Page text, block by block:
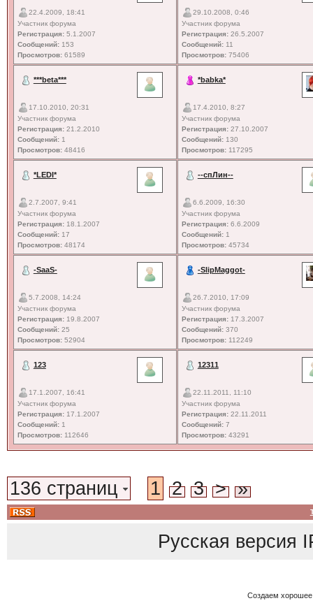
22.4.2009, 18:41
Участник форума
Регистрация:5.1.2007
Сообщений:153
Просмотров:61589
29.10.2008, 0:46
Участник форума
Регистрация:26.5.2007
Сообщений:11
Просмотров:75406
***beta***
17.10.2010, 20:31
Участник форума
Регистрация:21.2.2010
Сообщений:1
Просмотров:48416
*babka*
17.4.2010, 8:27
Участник форума
Регистрация:27.10.2007
Сообщений:130
Просмотров:117295
*LEDI*
2.7.2007, 9:41
Участник форума
Регистрация:18.1.2007
Сообщений:17
Просмотров:48174
--спЛин--
6.6.2009, 16:30
Участник форума
Регистрация:6.6.2009
Сообщений:1
Просмотров:45734
-SaaS-
5.7.2008, 14:24
Участник форума
Регистрация:19.8.2007
Сообщений:25
Просмотров:52904
-SlipMaggot-
26.7.2010, 17:09
Участник форума
Регистрация:17.3.2007
Сообщений:370
Просмотров:112249
123
17.1.2007, 16:41
Участник форума
Регистрация:17.1.2007
Сообщений:1
Просмотров:112646
12311
22.11.2011, 11:10
Участник форума
Регистрация:22.11.2011
Сообщений:7
Просмотров:43291
136 страниц 1 2 3 > »
Русская версия
Создаем